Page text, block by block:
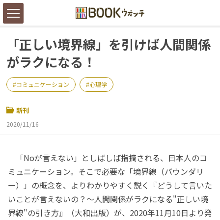
「正しい境界線」を引けば人間関係
がラクになる！
コミュニケーション 心理学
新刊
2020/11/16
「Noが言えない」としばしば指摘される、日本人のコ
ミュニケーション。そこで必要な「境界線（バウンダリ
ー）」の概念を、よりわかりやすく説く『どうして言いた
いことが言えないの？～人間関係がラクになる"正しい境
界線"の引き方』（大和出版）が、2020年11月10日より発